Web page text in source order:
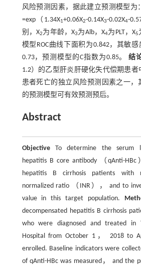
风险预测因素，据此建立预测模型为
=exp（1.34X1+0.06X2-0.14X3-0.02X4-
别，X2为年龄，X3为Alb，X4为PLT，X5
模型ROC曲线下面积为0.842，其敏
0.73，预测模型的C指数为0.85。结
1.2）的乙型肝炎肝硬化失代偿期患者
患者死亡的独立风险预测因素之一，
的预测模型可有效预测预后。
Abstract
ObjectiveTo determine the serum
hepatitis B core antibody （qAnti-HBc
hepatitis B cirrhosis patients with
normalized ratio （INR）， and to
value in this target population.
decompensated hepatitis B cirrhosis
who were diagnosed and treated in
Hospital from October 1， 2018 to
enrolled. Baseline indicators were
of qAnti-HBc was measured， and the